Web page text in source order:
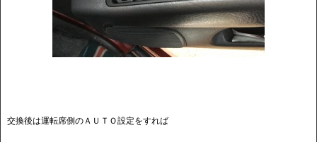
交換後は運転席側のＡＵＴＯ設定をすれば